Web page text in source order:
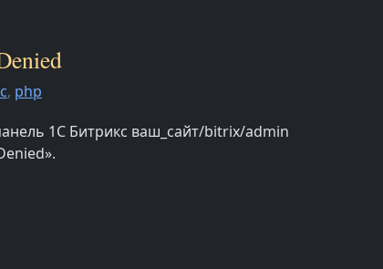
, php
1С Битрикс ваш_сайт/bitrix/admin